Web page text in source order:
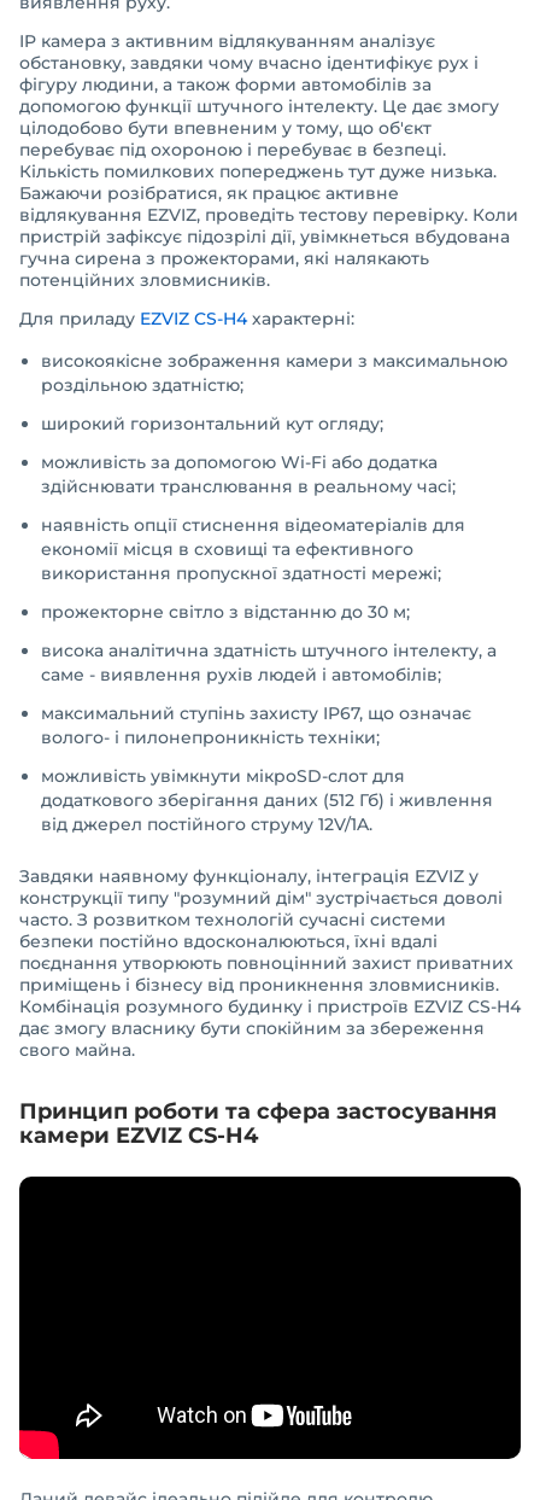
IP камера з активним відлякуванням аналізує
обстановку, завдяки чому вчасно ідентифікує рух і
фігуру людини, а також форми автомобілів за
допомогою функції штучного інтелекту. Це дає змогу
цілодобово бути впевненим у тому, що об'єкт
перебуває під охороною і перебуває в безпеці.
Кількість помилкових попереджень тут дуже низька.
Бажаючи розібратися, як працює активне
відлякування EZVIZ, проведіть тестову перевірку. Коли
пристрій зафіксує підозрілі дії, увімкнеться вбудована
гучна сирена з прожекторами, які налякають
потенційних зловмисників.
Для приладу EZVIZ CS-H4характерні:
високоякісне зображення камери з максимальною
роздільною здатністю;
широкий горизонтальний кут огляду;
можливість за допомогою Wi-Fi або додатка
здійснювати транслювання в реальному часі;
наявність опції стиснення відеоматеріалів для
економії місця в сховищі та ефективного
використання пропускної здатності мережі;
прожекторне світло з відстанню до 30 м;
висока аналітична здатність штучного інтелекту, а
саме - виявлення рухів людей і автомобілів;
максимальний ступінь захисту IP67, що означає
волого- і пилонепроникність техніки;
можливість увімкнути мікроSD-слот для
додаткового зберігання даних (512 Гб) і живлення
від джерел постійного струму 12V/1A.
Завдяки наявному функціоналу, інтеграція EZVIZ у
конструкції типу "розумний дім" зустрічається доволі
часто. З розвитком технологій сучасні системи
безпеки постійно вдосконалюються, їхні вдалі
поєднання утворюють повноцінний захист приватних
приміщень і бізнесу від проникнення зловмисників.
Комбінація розумного будинку і пристроїв EZVIZ CS-H4
дає змогу власнику бути спокійним за збереження
свого майна.
Принцип роботи та сфера застосування
камери EZVIZ CS-H4